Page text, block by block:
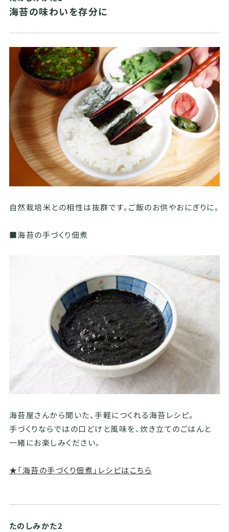
海苔の味わいを存分に
自然栽培米との相性は抜群です。ご飯のお供やおにぎりに。
■海苔の手づくり佃煮
海苔屋さんから聞いた、手軽につくれる海苔レシピ。
手づくりならではの口どけと風味を、炊き立てのごはんと
一緒にお楽しみください。
★「海苔の手づくり佃煮」レシピはこちら
たのしみかた2